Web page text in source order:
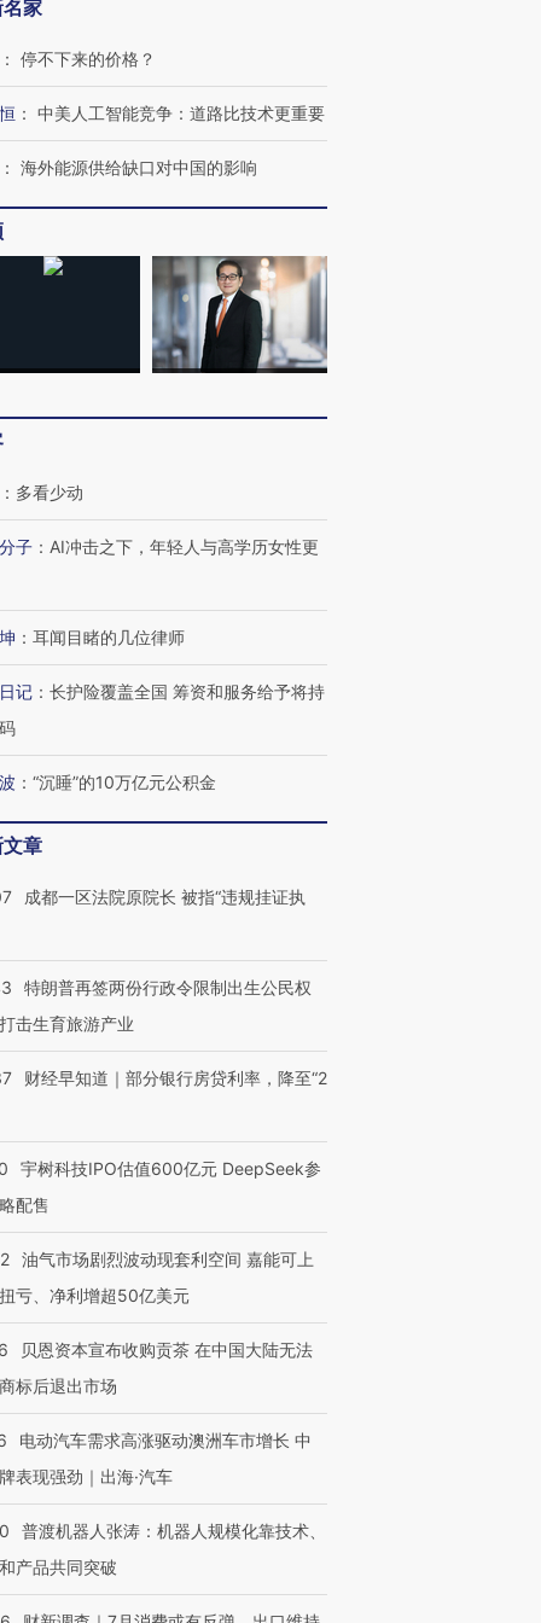
马航飞行员跨国走私7万
视线｜被称为“蟑螂”的印
四届链博
【商旅对话】华住集团
家
： 停不下来的价格？
： 中美人工智能竞争：道路比技术更重要
： 海外能源供给缺口对中国的影响
： 多看少动
子 ： AI冲击之下，年轻人与高学历女性更
： 耳闻目睹的几位律师
记 ： 长护险覆盖全国 筹资和服务给予将持
： “沉睡”的10万亿元公积金
章
成都一区法院原院长 被指“违规挂证执
特朗普再签两份行政令限制出生公民权
击生育旅游产业
财经早知道｜部分银行房贷利率，降至“2
宇树科技IPO估值600亿元 DeepSeek参
配售
油气市场剧烈波动现套利空间 嘉能可上
亏、净利增超50亿美元
贝恩资本宣布收购贡茶 在中国大陆无法
标后退出市场
电动汽车需求高涨驱动澳洲车市增长 中
表现强劲｜出海·汽车
普渡机器人张涛：机器人规模化靠技术、
产品共同突破